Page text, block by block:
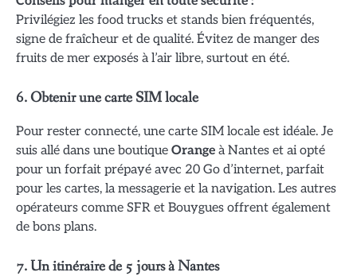
Privilégiez les food trucks et stands bien fréquentés,
signe de fraîcheur et de qualité. Évitez de manger des
fruits de mer exposés à l’air libre, surtout en été.
6. Obtenir une carte SIM locale
Pour rester connecté, une carte SIM locale est idéale. Je
suis allé dans une boutique Orange à Nantes et ai opté
pour un forfait prépayé avec 20 Go d’internet, parfait
pour les cartes, la messagerie et la navigation. Les autres
opérateurs comme SFR et Bouygues offrent également
de bons plans.
7. Un itinéraire de 5 jours à Nantes